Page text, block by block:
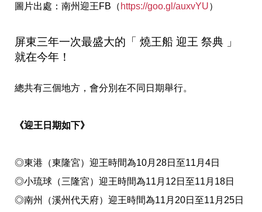
圖片出處：南州迎王FB（ https://goo.gl/auxvYU）
屏東三年一次最盛大的「 燒王船 迎王 祭典 」
就在今年！
總共有三個地方，會分別在不同日期舉行。
《迎王日期如下》
◎東港（東隆宮）迎王時間為10月28日至11月4日
◎小琉球（三隆宮）迎王時間為11月12日至11月18日
◎南州（溪州代天府）迎王時間為11月20日至11月25日